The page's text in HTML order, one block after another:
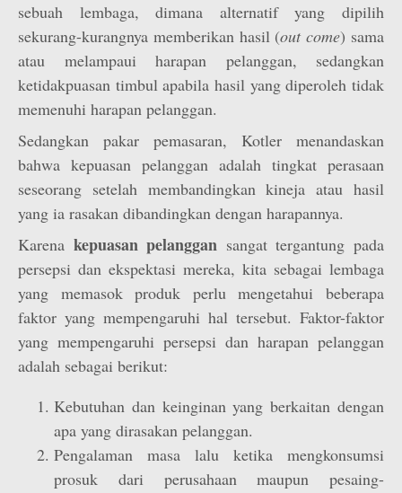
sebuah lembaga, dimana alternatif yang dipilih
sekurang-kurangnya memberikan hasil (out come) sama
atau melampaui harapan pelanggan, sedangkan
ketidakpuasan timbul apabila hasil yang diperoleh tidak
memenuhi harapan pelanggan.
Sedangkan pakar pemasaran, Kotler menandaskan
bahwa kepuasan pelanggan adalah tingkat perasaan
seseorang setelah membandingkan kineja atau hasil
yang ia rasakan dibandingkan dengan harapannya.
Karena kepuasan pelanggan sangat tergantung pada
persepsi dan ekspektasi mereka, kita sebagai lembaga
yang memasok produk perlu mengetahui beberapa
faktor yang mempengaruhi hal tersebut. Faktor-faktor
yang mempengaruhi persepsi dan harapan pelanggan
adalah sebagai berikut:
Kebutuhan dan keinginan yang berkaitan dengan
apa yang dirasakan pelanggan.
Pengalaman masa lalu ketika mengkonsumsi
prosuk dari perusahaan maupun pesaing-